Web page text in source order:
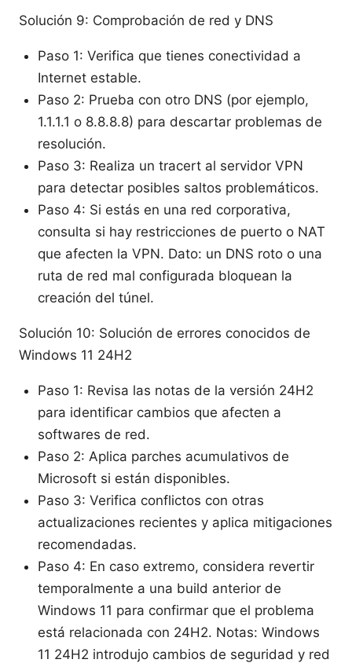
Solución 9: Comprobación de red y DNS
Paso 1: Verifica que tienes conectividad a
Internet estable.
Paso 2: Prueba con otro DNS (por ejemplo,
1.1.1.1 o 8.8.8.8) para descartar problemas de
resolución.
Paso 3: Realiza un tracert al servidor VPN
para detectar posibles saltos problemáticos.
Paso 4: Si estás en una red corporativa,
consulta si hay restricciones de puerto o NAT
que afecten la VPN. Dato: un DNS roto o una
ruta de red mal configurada bloquean la
creación del túnel.
Solución 10: Solución de errores conocidos de
Windows 11 24H2
Paso 1: Revisa las notas de la versión 24H2
para identificar cambios que afecten a
softwares de red.
Paso 2: Aplica parches acumulativos de
Microsoft si están disponibles.
Paso 3: Verifica conflictos con otras
actualizaciones recientes y aplica mitigaciones
recomendadas.
Paso 4: En caso extremo, considera revertir
temporalmente a una build anterior de
Windows 11 para confirmar que el problema
está relacionada con 24H2. Notas: Windows
11 24H2 introdujo cambios de seguridad y red